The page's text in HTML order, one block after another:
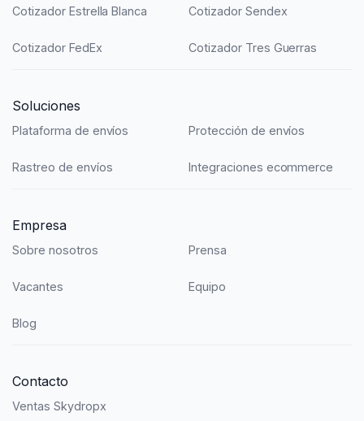
Cotizador Estrella Blanca Cotizador Sendex
Cotizador FedEx Cotizador Tres Guerras
Soluciones
Plataforma de envíos Protección de envíos
Rastreo de envíos Integraciones ecommerce
Empresa
Sobre nosotros Prensa
Vacantes Equipo
Blog
Contacto
Ventas Skydropx